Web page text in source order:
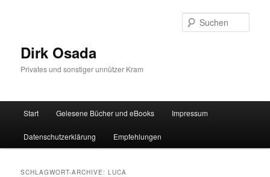
Dirk Osada
Privates und sonstiger unnützer Kram
Start Gelesene Bücher und eBooks Impressum
Datenschutzerklärung Empfehlungen
SCHLAGWORT-ARCHIVE:LUCA